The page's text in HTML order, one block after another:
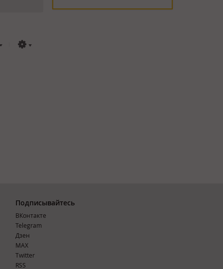
Подписывайтесь
ВКонтакте
Telegram
Дзен
MAX
Тwitter
RSS